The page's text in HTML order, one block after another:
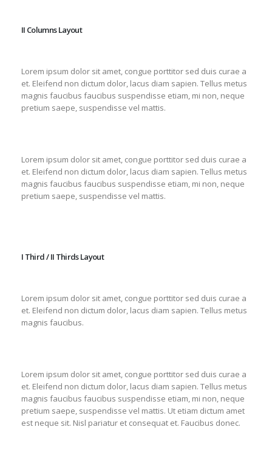
II Columns Layout
Lorem ipsum dolor sit amet, congue porttitor sed duis curae a
et. Eleifend non dictum dolor, lacus diam sapien. Tellus metus
magnis faucibus faucibus suspendisse etiam, mi non, neque
pretium saepe, suspendisse vel mattis.
Lorem ipsum dolor sit amet, congue porttitor sed duis curae a
et. Eleifend non dictum dolor, lacus diam sapien. Tellus metus
magnis faucibus faucibus suspendisse etiam, mi non, neque
pretium saepe, suspendisse vel mattis.
I Third / II Thirds Layout
Lorem ipsum dolor sit amet, congue porttitor sed duis curae a
et. Eleifend non dictum dolor, lacus diam sapien. Tellus metus
magnis faucibus.
Lorem ipsum dolor sit amet, congue porttitor sed duis curae a
et. Eleifend non dictum dolor, lacus diam sapien. Tellus metus
magnis faucibus faucibus suspendisse etiam, mi non, neque
pretium saepe, suspendisse vel mattis. Ut etiam dictum amet
est neque sit. Nisl pariatur et consequat et. Faucibus donec.